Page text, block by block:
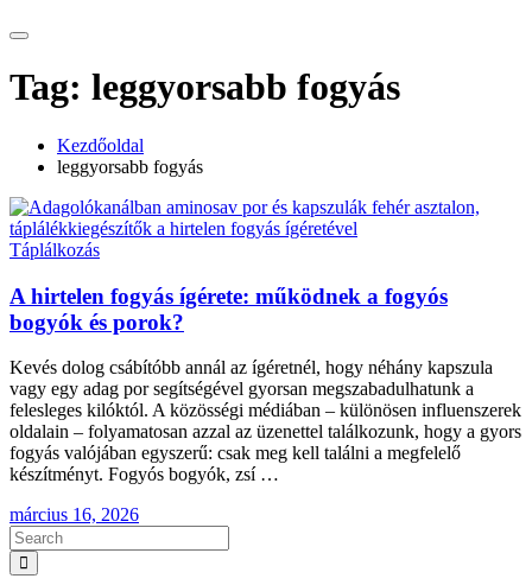
Tag: leggyorsabb fogyás
Kezdőoldal
leggyorsabb fogyás
Táplálkozás
A hirtelen fogyás ígérete: működnek a fogyós
bogyók és porok?
Kevés dolog csábítóbb annál az ígéretnél, hogy néhány kapszula
vagy egy adag por segítségével gyorsan megszabadulhatunk a
felesleges kilóktól. A közösségi médiában – különösen influenszerek
oldalain – folyamatosan azzal az üzenettel találkozunk, hogy a gyors
fogyás valójában egyszerű: csak meg kell találni a megfelelő
készítményt. Fogyós bogyók, zsí …
március 16, 2026